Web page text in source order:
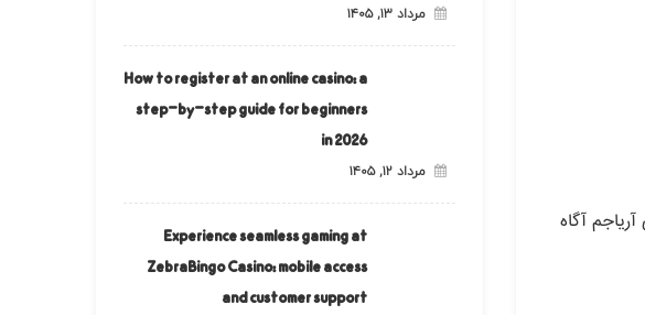
آگاه
مرداد ۱۳, ۱۴۰۵
How to register at an online casino: a
step-by-step guide for beginners
in 2026
مرداد ۱۲, ۱۴۰۵
Experience seamless gaming at
ZebraBingo Casino: mobile access
and customer support